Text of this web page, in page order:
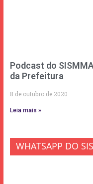
Podcast do
da Prefeitura
8 de outubro de 2020
Leia mais »
WHATSAPP DO